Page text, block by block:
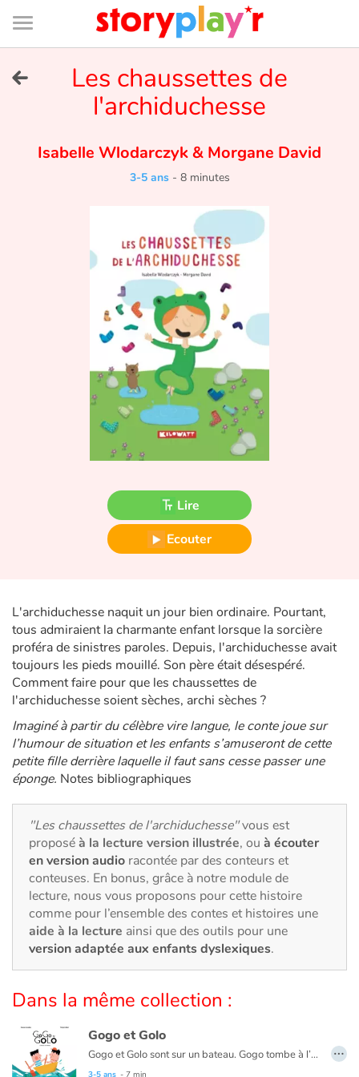
Connexion
Bibliothèque
de
page
Tester gratuitement
Contes d'ici et d'ailleurs
Fable, mythe, littérature et poésie
Princesses et princes, rois, reines et dragons
Ogres, monstres et sorcières
Écologie, nature, saisons
Voyage, épopée, enquête, aventure
Autour du monde
Apprentissage
Art, espace, activité
Documentaires
En famille
Quotidien et loisirs
À l'école
Fêtes et évènements
Amour et amitié
Sujets de société
Émotions et sentiments
Les chaussettes de
l'archiduchesse
Isabelle Wlodarczyk& Morgane David
3-5 ans- 8 minutes
Lire
Ecouter
L'archiduchesse naquit un jour bien ordinaire. Pourtant,
tous admiraient la charmante enfant lorsque la sorcière
proféra de sinistres paroles. Depuis, l'archiduchesse avait
toujours les pieds mouillé. Son père était désespéré.
Comment faire pour que les chaussettes de
l'archiduchesse soient sèches, archi sèches ?
Imaginé à partir du célèbre vire langue, le conte joue sur
l’humour de situation et les enfants s’amuseront de cette
petite fille derrière laquelle il faut sans cesse passer une
éponge. Notes bibliographiques
"Les chaussettes de l'archiduchesse"vous est
proposéà la lecture version illustrée, ou à écouter
en version audio racontée par des conteurs et
conteuses. En bonus, grâce à notre module de
lecture, nous vous proposons pour cette histoire
comme pour l’ensemble des contes et histoires une
aide à la lecture ainsi que des outils pour une
version adaptée aux enfants dyslexiques.
Dans la même collection :
Gogo et Golo
Gogo et Golo sont sur un bateau. Gogo tombe à l’eau. Qui reste ? Golo seul sur le bateau cherche Gogo dans les flots, quand surgit un cachalot. Une fantaisie littéraire pleine d’humour et de couleurs. Soyez attentifs, ne perdez pas de vue les personnages ! …